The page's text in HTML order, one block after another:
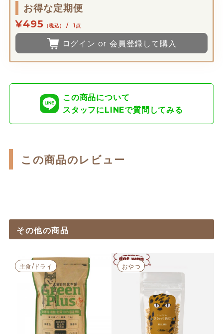
お得な定期便
¥495 （税込） / 1点
ログイン or 会員登録して購入
この商品について
スタッフにLINEで質問してみる
この商品のレビュー
その他の商品
主食/ドライ おやつ